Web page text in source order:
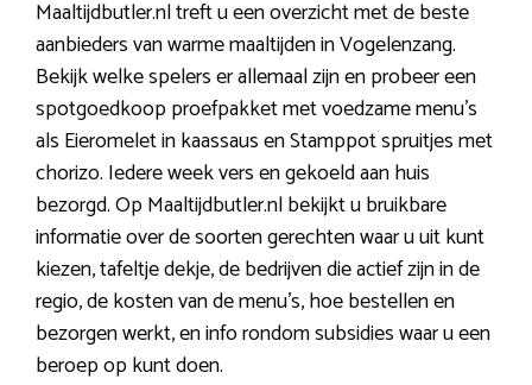
Maaltijdbutler.nl treft u een overzicht met de beste
aanbieders van warme maaltijden in Vogelenzang.
Bekijk welke spelers er allemaal zijn en probeer een
spotgoedkoop proefpakket met voedzame menu’s
als Eieromelet in kaassaus en Stamppot spruitjes met
chorizo. Iedere week vers en gekoeld aan huis
bezorgd. Op Maaltijdbutler.nl bekijkt u bruikbare
informatie over de soorten gerechten waar u uit kunt
kiezen, tafeltje dekje, de bedrijven die actief zijn in de
regio, de kosten van de menu’s, hoe bestellen en
bezorgen werkt, en info rondom subsidies waar u een
beroep op kunt doen.